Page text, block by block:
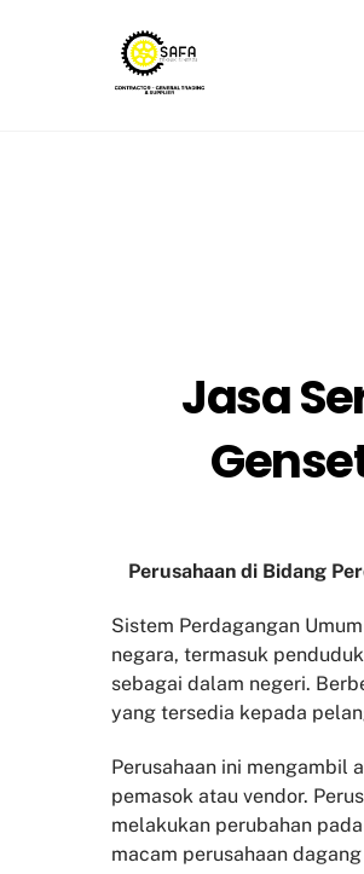
Jasa
Perusahaan di Bidang
Sistem Perdagangan
negara, termasuk
sebagai dalam negeri.
yang tersedia kepada
Perusahaan ini mengambil
pemasok atau vendor.
melakukan perubahan
macam perusahaan